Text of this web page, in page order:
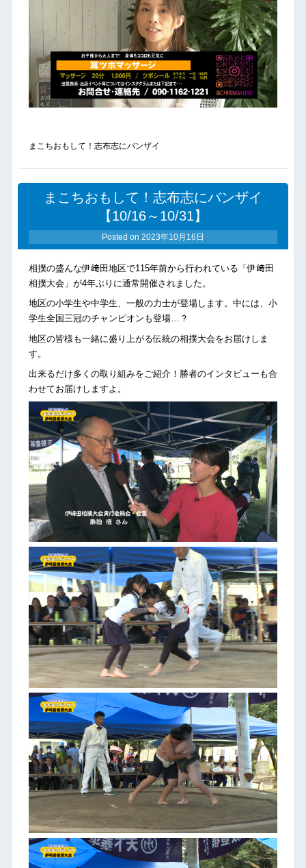
まこちおもして！志布志にバンザイ
まこちおもして！志布志にバンザイ
【10/16～10/31】
Posted on 2023年10月16日
相撲の盛んな伊﨑田地区で115年前から行われている「伊﨑田
相撲大会」が4年ぶりに通常開催されました。
地区の小学生や中学生、一般の力士が登場します。中には、小
学生全国三冠のチャンピオンも登場…？
地区の皆様も一緒に盛り上がる伝統の相撲大会をお届けしま
す。
出来るだけ多くの取り組みをご紹介！勝者のインタビューも合
わせてお届けしますよ。